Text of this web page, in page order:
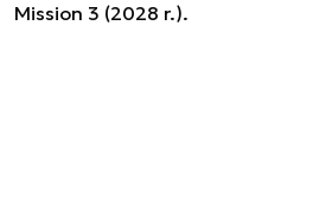
Mission 3 (2028 r.).